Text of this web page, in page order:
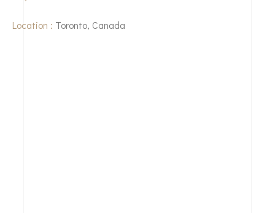
Location : Toronto, Canada